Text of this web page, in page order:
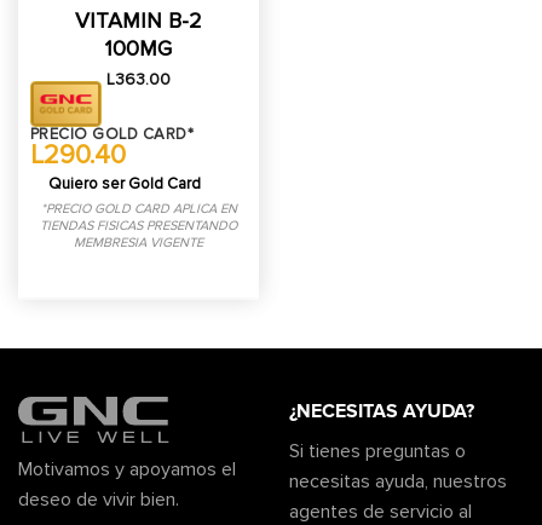
VITAMIN B-2
100MG
L363.00
PRECIO GOLD CARD*
L290.40
Quiero ser Gold Card
*PRECIO GOLD CARD APLICA EN
TIENDAS FISICAS PRESENTANDO
MEMBRESIA VIGENTE
Motivamos y apoyamos el
deseo de vivir bien.
¿NECESITAS AYUDA?
Si tienes preguntas o
necesitas ayuda, nuestros
agentes de servicio al